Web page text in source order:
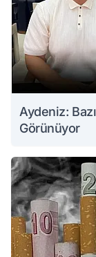
Aydeniz:
Görünüyor